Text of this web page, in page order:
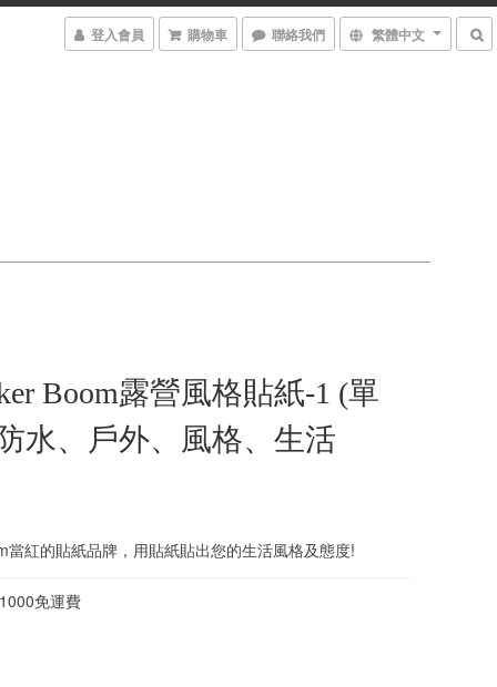
登入會員 購物車 聯絡我們 繁體中文
Boom露營風格貼紙-1 (單
水、戶外、風格、生活
當紅的貼紙品牌，用貼紙貼出您的生活風格及態度!
免運費